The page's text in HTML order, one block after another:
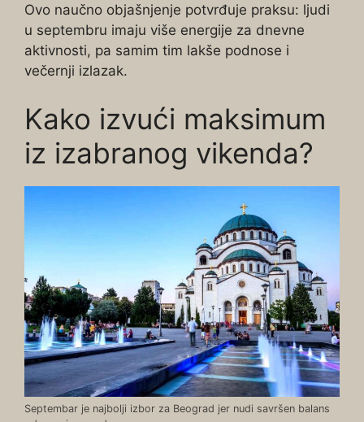
Ovo naučno objašnjenje potvrđuje praksu: ljudi
u septembru imaju više energije za dnevne
aktivnosti, pa samim tim lakše podnose i
večernji izlazak.
Kako izvući maksimum
iz izabranog vikenda?
Septembar je najbolji izbor za Beograd jer nudi savršen balans